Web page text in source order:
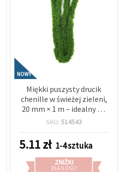
NOWY
Miękki puszysty drucik
chenille w świeżej zieleni,
20 mm × 1 m – idealny do
wiosennych prac
kreatywnych projektów
DIY
SKU: 514543
5.11zł 1-4 sztuka
ZNIŻKI
DLA ILOŚCI